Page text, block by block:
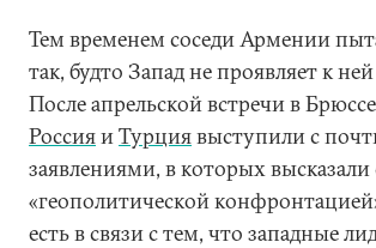
Тем временем соседи Армении
так, будто Запад не проявляет к
После апрельской встречи в
РоссияиТурциявыступили с
заявлениями, в которых высказали
«геополитической
есть в связи с тем, что западные